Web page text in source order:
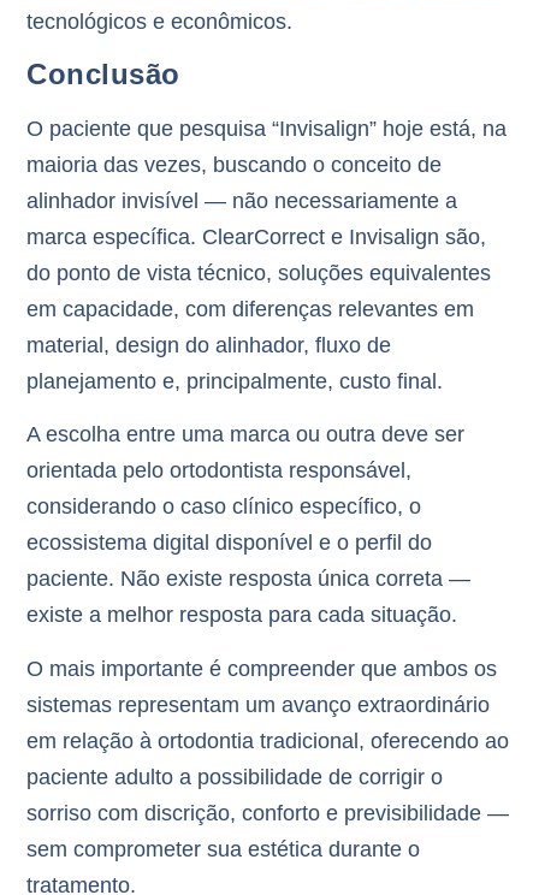
tecnológicos e econômicos.
Conclusão
O paciente que pesquisa “Invisalign” hoje está, na
maioria das vezes, buscando oconceito de
alinhador invisível — não necessariamente a
marca específica. ClearCorrect e Invisalign são,
do ponto de vista técnico,soluções equivalentes
em capacidade, com diferenças relevantes em
material, design do alinhador, fluxo de
planejamento e, principalmente, custo final.
A escolha entre uma marca ou outra deve ser
orientada pelo ortodontista responsável,
considerando o caso clínico específico, o
ecossistema digital disponível e o perfil do
paciente. Não existe resposta única correta —
existe a melhor resposta para cada situação.
O mais importante é compreender que ambos os
sistemas representam um avanço extraordinário
em relação à ortodontia tradicional, oferecendo ao
paciente adulto a possibilidade de corrigir o
sorriso com discrição, conforto e previsibilidade —
sem comprometer sua estética durante o
tratamento.